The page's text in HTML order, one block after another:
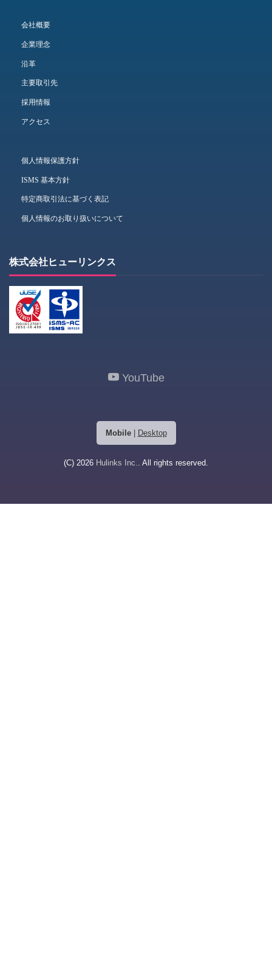
会社概要
企業理念
沿革
主要取引先
採用情報
アクセス
個人情報保護方針
ISMS 基本方針
特定商取引法に基づく表記
個人情報のお取り扱いについて
株式会社ヒューリンクス
YouTube
Mobile| Desktop
(C) 2026 Hulinks Inc. . All rights reserved.